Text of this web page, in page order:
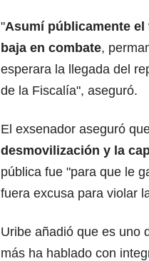
"Asumí públicamente
baja en combate,
esperara la llegada del
de la Fiscalía", aseguró.
El exsenador aseguró
desmovilización y la
pública fue "para que le
fuera excusa para violar
Uribe añadió que es uno
más ha hablado con